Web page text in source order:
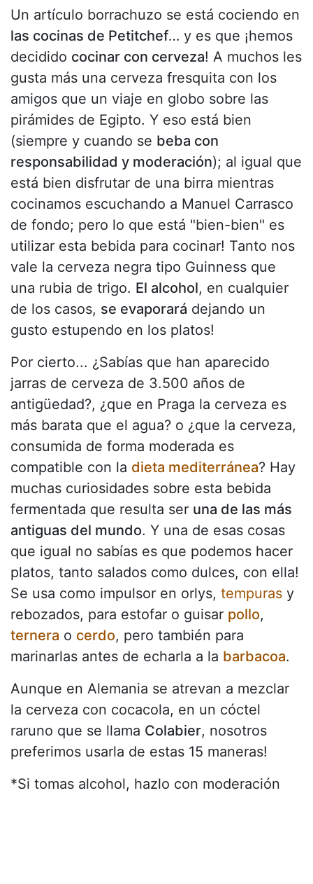
Un artículo borrachuzo se está cociendo en
las cocinas de Petitchef… y es que ¡hemos
decidido cocinar con cerveza! A muchos les
gusta más una cerveza fresquita con los
amigos que un viaje en globo sobre las
pirámides de Egipto. Y eso está bien
(siempre y cuando se beba con
responsabilidad y moderación); al igual que
está bien disfrutar de una birra mientras
cocinamos escuchando a Manuel Carrasco
de fondo; pero lo que está "bien-bien" es
utilizar esta bebida para cocinar! Tanto nos
vale la cerveza negra tipo Guinness que
una rubia de trigo. El alcohol, en cualquier
de los casos, se evaporará dejando un
gusto estupendo en los platos!
Por cierto... ¿Sabías que han aparecido
jarras de cerveza de 3.500 años de
antigüedad?, ¿que en Praga la cerveza es
más barata que el agua? o ¿que la cerveza,
consumida de forma moderada es
compatible con la dieta mediterránea? Hay
muchas curiosidades sobre esta bebida
fermentada que resulta ser una de las más
antiguas del mundo. Y una de esas cosas
que igual no sabías es que podemos hacer
platos, tanto salados como dulces, con ella!
Se usa como impulsor en orlys, tempuras y
rebozados, para estofar o guisar pollo,
ternera o cerdo, pero también para
marinarlas antes de echarla a la barbacoa.
Aunque en Alemania se atrevan a mezclar
la cerveza con cocacola, en un cóctel
raruno que se llama Colabier, nosotros
preferimos usarla de estas 15 maneras!
*Si tomas alcohol, hazlo con moderación